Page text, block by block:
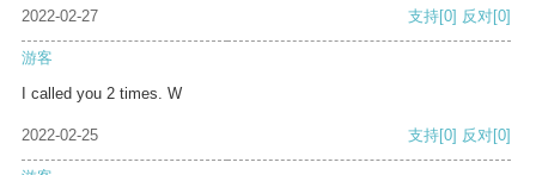
2022-02-27 支持[0] 反对[0]
游客
I called you 2 times. W
2022-02-25 支持[0] 反对[0]